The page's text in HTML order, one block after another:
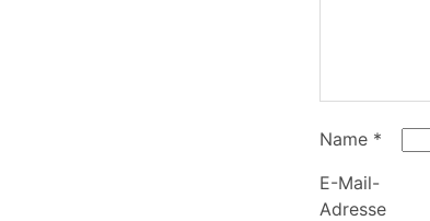
Name *
E-Mail-
Adresse